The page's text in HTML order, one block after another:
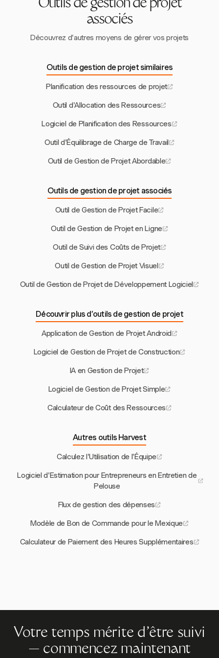
Outils de gestion de projet
associés
Découvrez d'autres moyens de gérer vos projets
Outils de gestion de projet similaires
Planification des ressources de projet
Outil d'Allocation des Ressources
Logiciel de Planification des Ressources
Outil d'Équilibrage de Charge de Travail
Outil de Gestion de Projet Abordable
Outils de gestion de projet associés
Outil de Gestion de Projet Facile
Outil de Gestion de Projet en Ligne
Outil de Suivi des Coûts de Projet
Outil de Gestion de Projet Visuel
Outil de Gestion de Projet de Développement Logiciel
Découvrir plus d’outils de gestion de projet
Application de Gestion de Projet Android
Logiciel de Gestion de Projet de Construction
IA en Gestion de Projet
Logiciel de Gestion de Projet Simple
Calculateur de Coût des Ressources
Autres outils Harvest
Calculez l'Utilisation de l'Équipe
Logiciel d'Estimation pour Entrepreneurs en Entretien de
Pelouse
Flux de gestion des dépenses
Modèle de Bon de Commande pour le Mexique
Calculateur de Paiement des Heures Supplémentaires
Votre temps mérite d'être suivi
— commencez maintenant